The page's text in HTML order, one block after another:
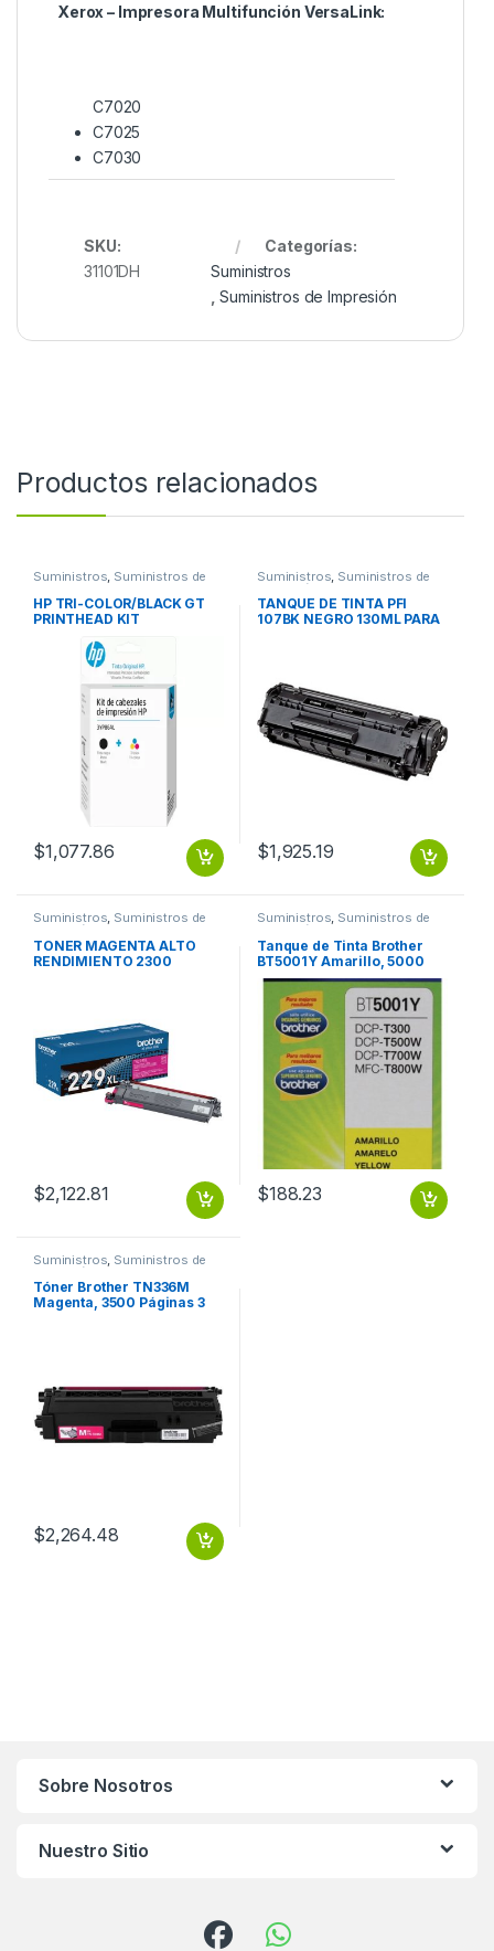
Xerox – Impresora Multifunción VersaLink:
C7020
C7025
C7030
SKU:
31101DH
Categorías:
Suministros
,Suministros de Impresión
Productos relacionados
Suministros Suministros de
HP TRI-COLOR/BLACK GT
PRINTHEAD KIT
$1,077.86
Suministros Suministros de
Impresión
TANQUE DE TINTA PFI
107BK NEGRO 130ML PARA
$1,925.19
Suministros, Suministros de
Impresión
TONER MAGENTA ALTO
RENDIMIENTO 2300
$2,122.81
Suministros, Suministros de
Impresión
Tanque de Tinta Brother
BT5001Y Amarillo, 5000
Páginas RENDIMIENTO
5000 PGS
$188.23
Suministros Suministros de
Impresión
Tóner Brother TN336M
Magenta, 3500 Páginas 3
$2,264.48
Sobre Nosotros
Nuestro Sitio